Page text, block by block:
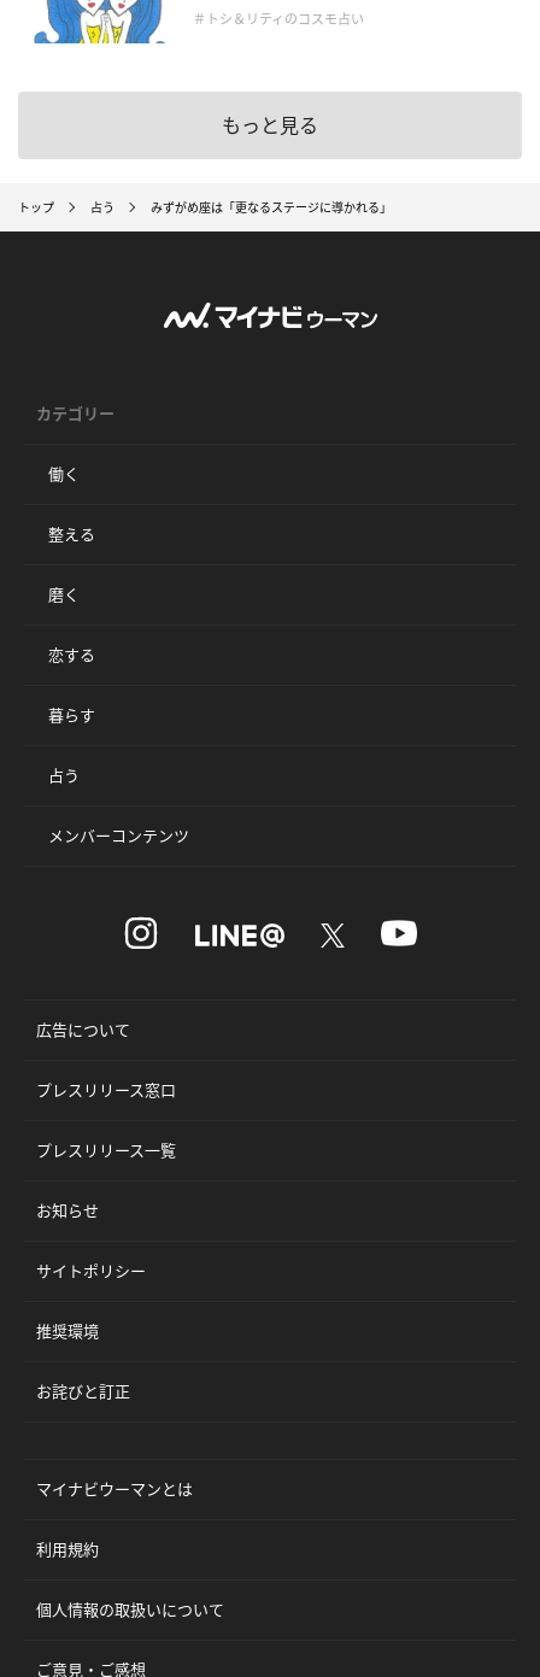
＃トシ＆リティのコスモ占い
もっと見る
トップ 占う みずがめ座は「更なるステージに導かれる」
カテゴリー
働く
整える
磨く
恋する
暮らす
占う
メンバーコンテンツ
広告について
プレスリリース窓口
プレスリリース一覧
お知らせ
サイトポリシー
推奨環境
お詫びと訂正
マイナビウーマンとは
利用規約
個人情報の取扱いについて
ご意見・ご感想